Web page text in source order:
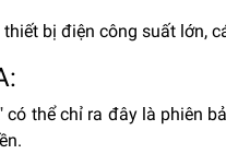
bị điện công suất lớn,
có thể chỉ ra đây là phiên